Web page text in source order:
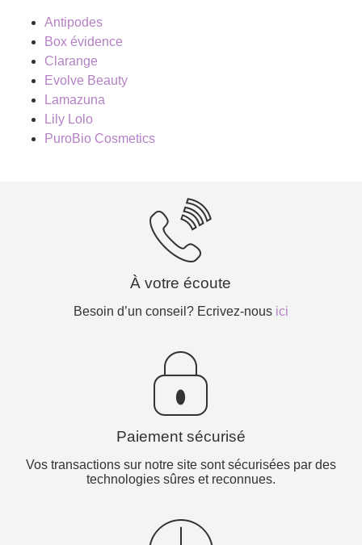
Antipodes
Box évidence
Clarange
Evolve Beauty
Lamazuna
Lily Lolo
PuroBio Cosmetics
À votre écoute
Besoin d’un conseil? Ecrivez-nous ici
Paiement sécurisé
Vos transactions sur notre site sont sécurisées par des
technologies sûres et reconnues.